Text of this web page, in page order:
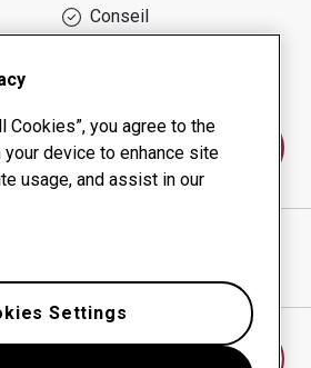
Conseil
nous
AS
Cookies”, you agree to the
device to enhance site
usage, and assist in our
Settings